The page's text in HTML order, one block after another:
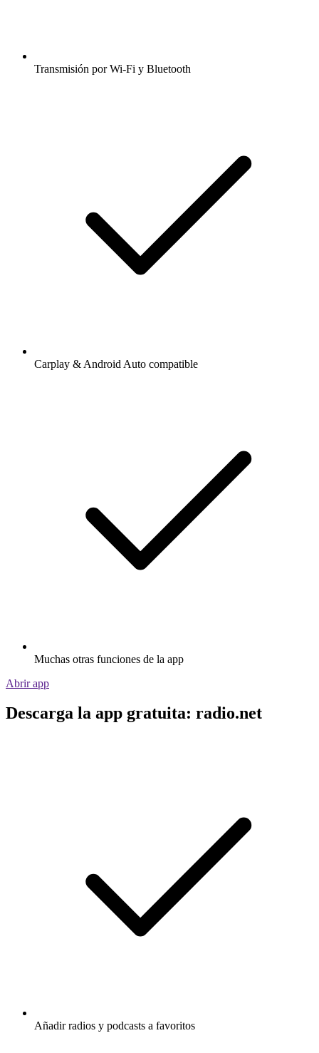
Transmisión por Wi-Fi y Bluetooth
Carplay & Android Auto compatible
Muchas otras funciones de la app
Abrir app
Descarga la app gratuita: radio.net
Añadir radios y podcasts a favoritos